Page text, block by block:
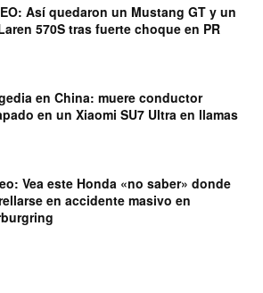
Así quedaron un Mustang GT y un
570S tras fuerte choque en PR
en China: muere conductor
en un Xiaomi SU7 Ultra en llamas
Vea este Honda «no saber» donde
en accidente masivo en